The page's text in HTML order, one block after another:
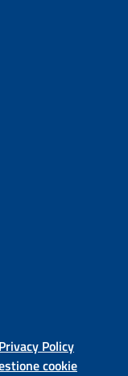
Privacy Policy
cookie